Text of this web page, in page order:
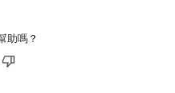
助嗎？